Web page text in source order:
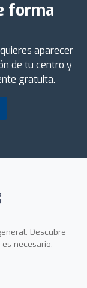
forma
aparecer
de tu centro y
gratuita.
Descubre
necesario.